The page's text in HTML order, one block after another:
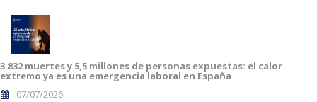
3.832 muertes y 5,5 millones de personas expuestas: el calor
extremo ya es una emergencia laboral en España
07/07/2026